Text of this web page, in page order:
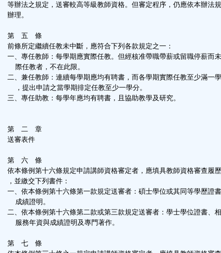
等辦法之規定，送審較高等級教師資格。但審定程序，仍應依本辦法
辦理。
第 五 條
前條所定繼續任教未中斷，應符合下列各款規定之一：
一、專任教師：每學期應實際任教。但經核准帶職帶薪或留職停薪而
際任教者，不在此限。
二、兼任教師：連續每學期應均有聘書，而各學期實際任教至少滿一
，提出申請之當學期排定任教至少一學分。
三、專任助教：每學年應均有聘書，且協助教學及研究。
第 二 章
送審表件
第 六 條
依本條例第十六條規定申請講師資格審定者，應填具教師資格審查履
，並繳交下列書件：
一、依本條例第十六條第一款規定送審者：碩士學位或其同等學歷證
成績證明。
二、依本條例第十六條第二款或第三款規定送審者：學士學位證書、
服務年資與成績證明及專門著作。
第 七 條